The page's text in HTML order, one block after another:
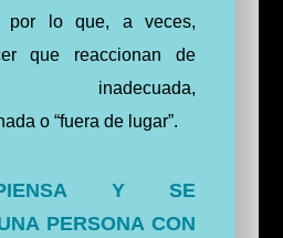
por lo que, a veces,
que reaccionan de
inadecuada,
o “fuera de lugar”.
Y SE
PERSONA CON